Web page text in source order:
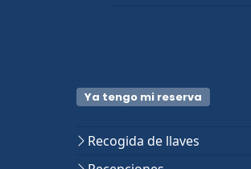
Ya tengo mi reserva
Recogida de llaves